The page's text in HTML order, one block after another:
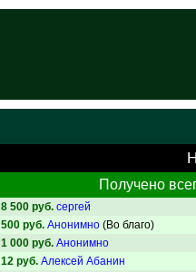
Получено
8 500 руб. сергей
500 руб. Анонимно (Во благо)
1 000 руб. Анонимно
12 руб. Алексей Абанин